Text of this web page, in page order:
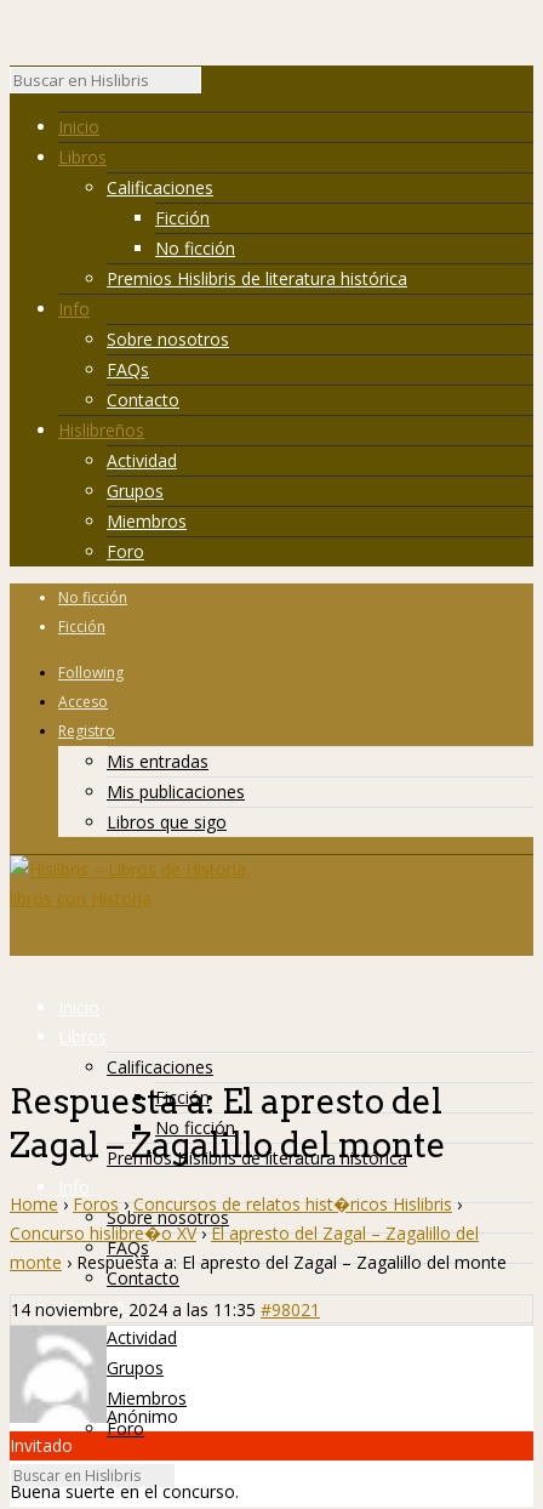
Inicio
Libros
Calificaciones
Ficción
No ficción
Premios Hislibris de literatura histórica
Info
Sobre nosotros
FAQs
Contacto
Hislibreños
Actividad
Grupos
Miembros
Foro
No ficción
Ficción
Following
Acceso
Registro
Mis entradas
Mis publicaciones
Libros que sigo
Inicio
Libros
Calificaciones
Ficción
No ficción
Premios Hislibris de literatura histórica
Info
Sobre nosotros
FAQs
Contacto
Hislibreños
Actividad
Grupos
Miembros
Foro
Respuesta a: El apresto del
Zagal – Zagalillo del monte
Home › Foros › Concursos de relatos hist�ricos Hislibris ›
Concurso hislibre�o XV › El apresto del Zagal – Zagalillo del
monte › Respuesta a: El apresto del Zagal – Zagalillo del monte
14 noviembre, 2024 a las 11:35 #98021
Anónimo
Invitado
Buena suerte en el concurso.